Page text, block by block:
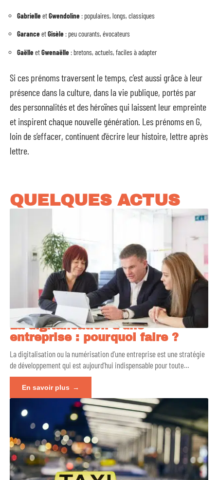
GabrielleetGwendoline : populaires, longs, classiques
GaranceetGisèle : peu courants, évocateurs
GaëlleetGwenaëlle : bretons, actuels, faciles à adapter
Si ces prénoms traversent le temps, c’est aussi grâce à leur
présence dans la culture, dans la vie publique, portés par
des personnalités et des héroïnes qui laissent leur empreinte
et inspirent chaque nouvelle génération. Les prénoms en G,
loin de s’effacer, continuent d’écrire leur histoire, lettre après
lettre.
QUELQUES ACTUS
La digitalisation d’une
entreprise : pourquoi faire ?
La digitalisation ou la numérisation d’une entreprise est une stratégie
de développement qui est aujourd’hui indispensable pour toute…
En savoir plus